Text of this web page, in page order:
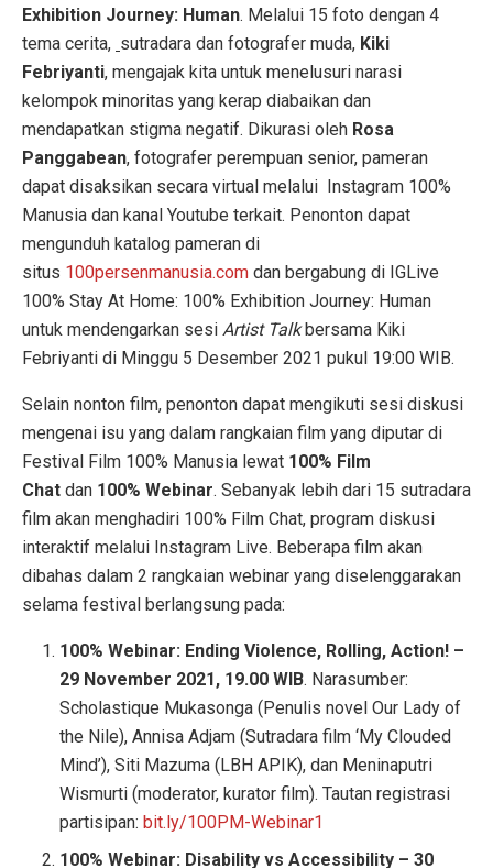
Exhibition Journey: Human. Melalui 15 foto dengan 4
tema cerita, sutradara dan fotografer muda, Kiki
Febriyanti, mengajak kita untuk menelusuri narasi
kelompok minoritas yang kerap diabaikan dan
mendapatkan stigma negatif. Dikurasi oleh Rosa
Panggabean, fotografer perempuan senior, pameran
dapat disaksikan secara virtual melalui Instagram 100%
Manusia dan kanal Youtube terkait. Penonton dapat
mengunduh katalog pameran di
situs 100persenmanusia.com dan bergabung di IGLive
100% Stay At Home: 100% Exhibition Journey: Human
untuk mendengarkan sesi Artist Talkbersama Kiki
Febriyanti di Minggu 5 Desember 2021 pukul 19:00 WIB.
Selain nonton film, penonton dapat mengikuti sesi diskusi
mengenai isu yang dalam rangkaian film yang diputar di
Festival Film 100% Manusia lewat 100% Film
Chat dan 100% Webinar. Sebanyak lebih dari 15 sutradara
film akan menghadiri 100% Film Chat, program diskusi
interaktif melalui Instagram Live. Beberapa film akan
dibahas dalam 2 rangkaian webinar yang diselenggarakan
selama festival berlangsung pada:
100% Webinar: Ending Violence, Rolling, Action! –
29 November 2021, 19.00 WIB. Narasumber:
Scholastique Mukasonga (Penulis novel Our Lady of
the Nile), Annisa Adjam (Sutradara film ‘My Clouded
Mind’), Siti Mazuma (LBH APIK), dan Meninaputri
Wismurti (moderator, kurator film). Tautan registrasi
partisipan:bit.ly/100PM-Webinar1
100% Webinar: Disability vs Accessibility – 30